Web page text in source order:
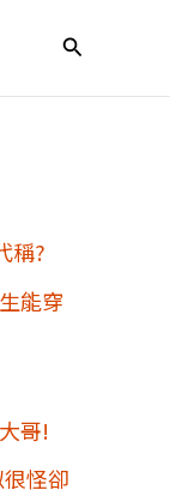
搜
稱?
能穿
哥!
怪卻